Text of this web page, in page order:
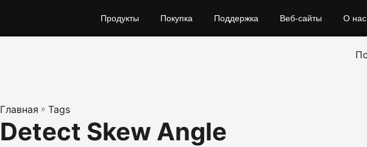
Продукты Покупка Поддержка Веб-сайты О нас
Главная » Tags
Detect Skew Angle